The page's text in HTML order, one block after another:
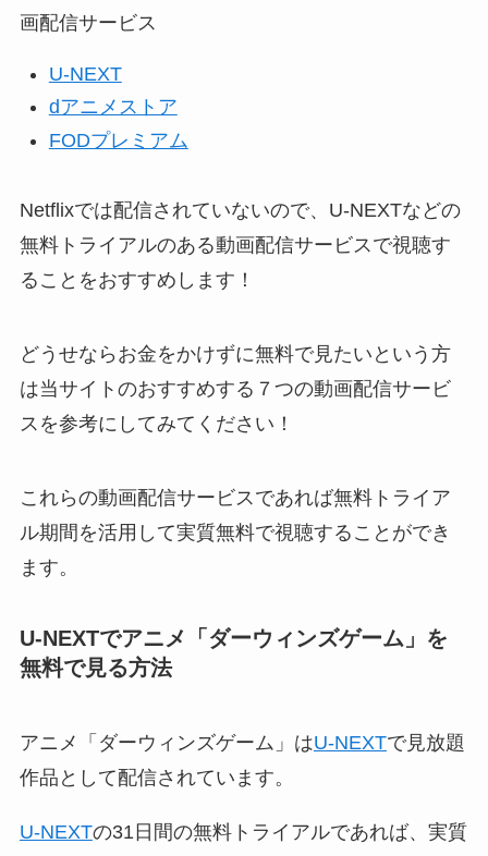
画配信サービス
U-NEXT
dアニメストア
FODプレミアム
Netflixでは配信されていないので、U-NEXTなどの
無料トライアルのある動画配信サービスで視聴す
ることをおすすめします！
どうせならお金をかけずに無料で見たいという方
は当サイトのおすすめする７つの動画配信サービ
スを参考にしてみてください！
これらの動画配信サービスであれば無料トライア
ル期間を活用して実質無料で視聴することができ
ます。
U-NEXTでアニメ「ダーウィンズゲーム」 を
無料で見る方法
アニメ「ダーウィンズゲーム」はU-NEXTで見放題
作品として配信されています。
U-NEXTの31日間の無料トライアルであれば、実質